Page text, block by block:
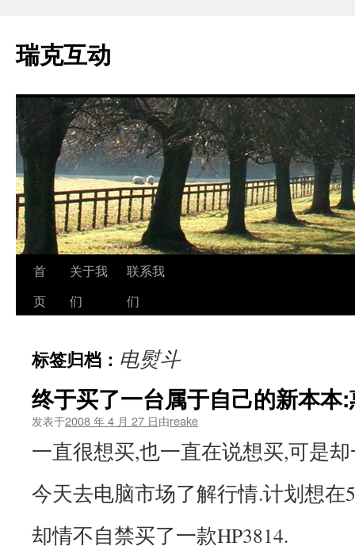
瑞克互动
跳
至
文
首
页
关于我
们
联系我
们
标签归档： 电熨斗
终于买了一台属于自己的新本本
发表于2008 年 4 月 27 日由reake
一直很想买,也一直在说想买,可是
今天去电脑市场了解行情.计划想在
却情不自禁买了一款HP3814.